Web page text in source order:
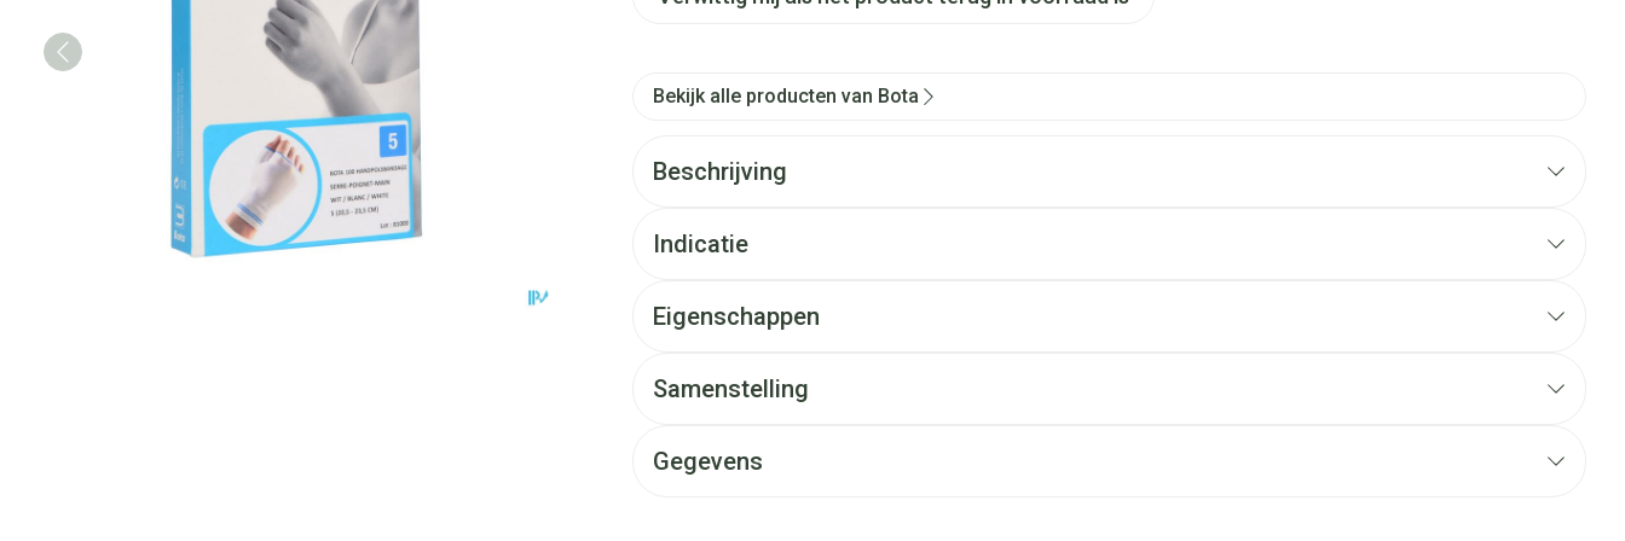
Bekijk alle producten van Bota
Beschrijving
Indicatie
Eigenschappen
Samenstelling
Gegevens